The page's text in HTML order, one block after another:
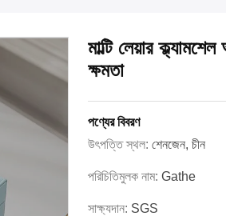
মাল্টি লেয়ার
ক্ষমতা
পণ্যের বিবরণ
উৎপত্তি স্থল: শেনজেন, চীন
পরিচিতিমুলক নাম: Gathe
সাক্ষ্যদান: SGS